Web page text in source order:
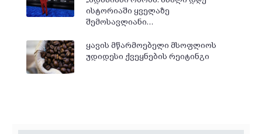
ისტორიაში ყველაზე
შემოსავლიანი…
ყავის მწარმოებელი მსოფლიოს
უდიდესი ქვეყნების რეიტინგი